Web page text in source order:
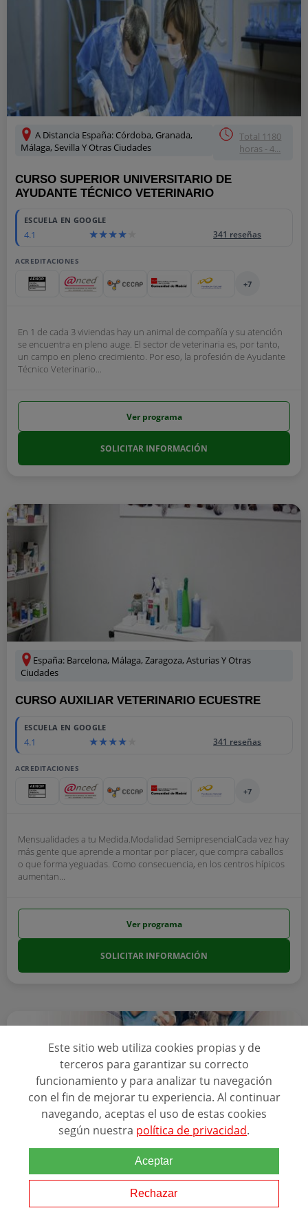
A Distancia España: Córdoba, Granada,
Málaga, Sevilla Y Otras Ciudades
Total 1180
horas - 4...
CURSO SUPERIOR UNIVERSITARIO DE
AYUDANTE TÉCNICO VETERINARIO
ESCUELA EN GOOGLE
4.1 341 reseñas
ACREDITACIONES
+7
En 1 de cada 3 viviendas hay un animal de compañía y su atención
se encuentra en pleno auge. El sector de veterinaria es, por tanto,
un campo en pleno crecimiento. Por eso, la profesión de Ayudante
Técnico Veterinario...
Ver programa
SOLICITAR INFORMACIÓN
España: Barcelona, Málaga, Zaragoza, Asturias Y Otras
Ciudades
CURSO AUXILIAR VETERINARIO ECUESTRE
ESCUELA EN GOOGLE
4.1 341 reseñas
ACREDITACIONES
+7
Mensualidades a tu Medida.Modalidad SemipresencialCada vez hay
más gente que aprende a montar por placer, que compra caballos
o que forma yeguadas. Como consecuencia, en los centros hípicos
aumentan...
Ver programa
SOLICITAR INFORMACIÓN
España: Barcelona, Málaga, Asturias, Palma De Mallorca Y
Otras Ciudades
CURSO DE AUXILIAR VETERINARIO CON
Este sitio web utiliza cookies propias y de
terceros para garantizar su correcto
funcionamiento y para analizar tu navegación
con el fin de mejorar tu experiencia. Al continuar
navegando, aceptas el uso de estas cookies
según nuestra política de privacidad.
Aceptar
Rechazar